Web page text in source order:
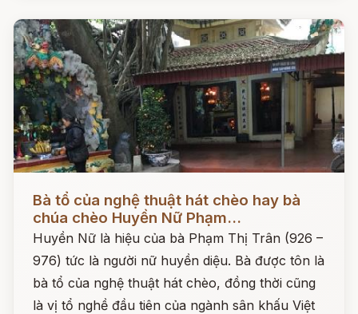
Đọc ngay
Bà tổ của nghệ thuật hát chèo hay bà
chúa chèo Huyền Nữ Phạm...
Huyền Nữ là hiệu của bà Phạm Thị Trân (926 –
976) tức là người nữ huyền diệu. Bà được tôn là
bà tổ của nghệ thuật hát chèo, đồng thời cũng
là vị tổ nghề đầu tiên của ngành sân khấu Việt